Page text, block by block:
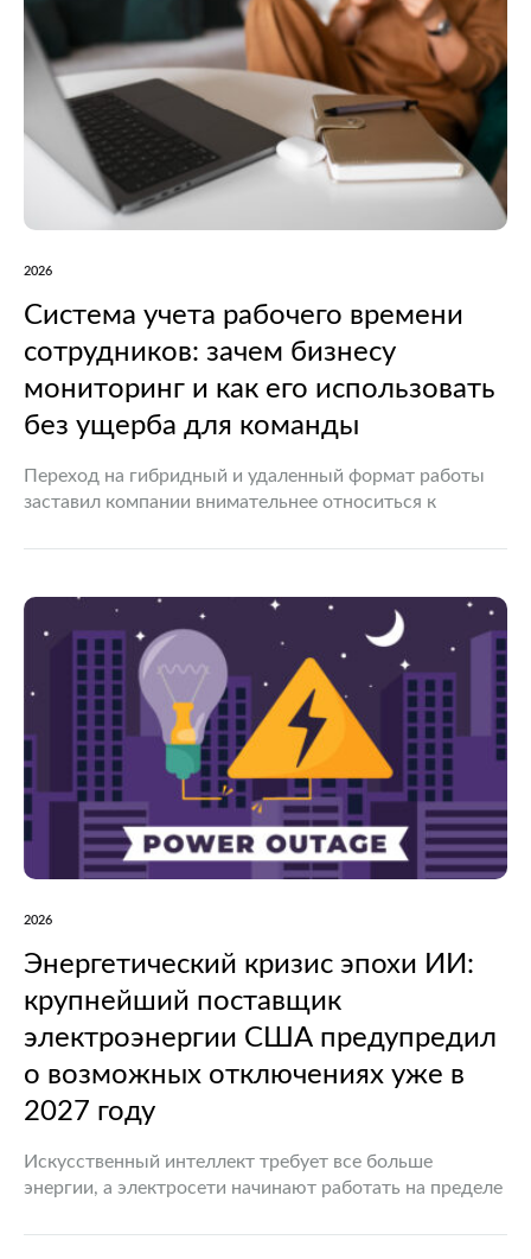
2026
Система учета рабочего времени
сотрудников: зачем бизнесу
мониторинг и как его использовать
без ущерба для команды
Переход на гибридный и удаленный формат работы
заставил компании внимательнее относиться к
недостаточно ориентироваться только на отчеты и
распределяется нагрузка,…
2026
Энергетический кризис эпохи ИИ:
крупнейший поставщик
электроэнергии США предупредил
о возможных отключениях уже в
2027 году
Искусственный интеллект требует все больше
энергии, а электросети начинают работать на пределе
интеллекта постепенно превращается не только в